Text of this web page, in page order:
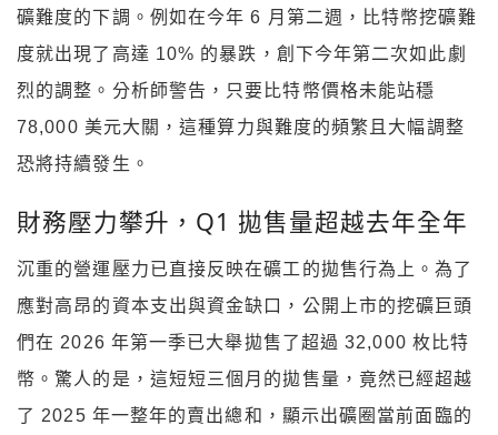
礦難度的下調。例如在今年 6 月第二週，比特幣挖礦難
度就出現了高達 10% 的暴跌，創下今年第二次如此劇
烈的調整。分析師警告，只要比特幣價格未能站穩
78,000 美元大關，這種算力與難度的頻繁且大幅調整
恐將持續發生。
財務壓力攀升，Q1 拋售量超越去年全年
沉重的營運壓力已直接反映在礦工的拋售行為上。為了
應對高昂的資本支出與資金缺口，公開上市的挖礦巨頭
們在 2026 年第一季已大舉拋售了超過 32,000 枚比特
幣。驚人的是，這短短三個月的拋售量，竟然已經超越
了 2025 年一整年的賣出總和，顯示出礦圈當前面臨的